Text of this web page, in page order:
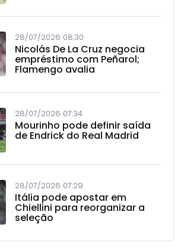
28/07/2026 08:30
Nicolás De La Cruz negocia
empréstimo com Peñarol;
Flamengo avalia
28/07/2026 07:34
Mourinho pode definir saída
de Endrick do Real Madrid
28/07/2026 07:29
Itália pode apostar em
Chiellini para reorganizar a
seleção